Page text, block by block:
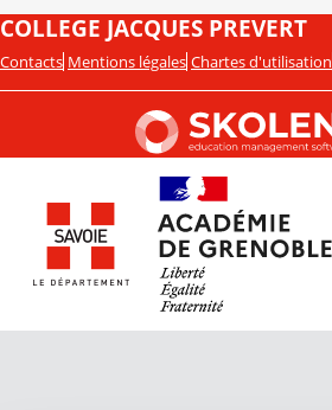
COLLEGE JACQUES PREVERT
Contacts Mentions légales Chartes d'utilisation